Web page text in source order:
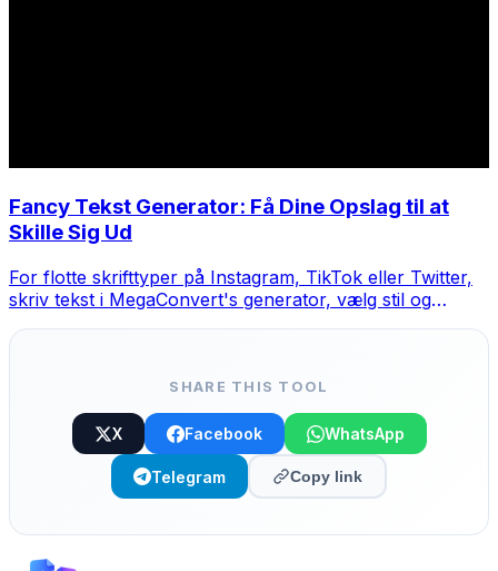
Fancy Tekst Generator: Få Dine Opslag til at
Skille Sig Ud
For flotte skrifttyper på Instagram, TikTok eller Twitter,
skriv tekst i MegaConvert's generator, vælg stil og
SHARE THIS TOOL
X Facebook WhatsApp
Telegram Copy link